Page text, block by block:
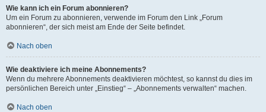
Wie kann ich ein Forum abonnieren?
Um ein Forum zu abonnieren, verwende im Forum den Link „Forum
abonnieren“, der sich meist am Ende der Seite befindet.
Nach oben
Wie deaktiviere ich meine Abonnements?
Wenn du mehrere Abonnements deaktivieren möchtest, so kannst du dies im
persönlichen Bereich unter „Einstieg“ – „Abonnements verwalten“ machen.
Nach oben